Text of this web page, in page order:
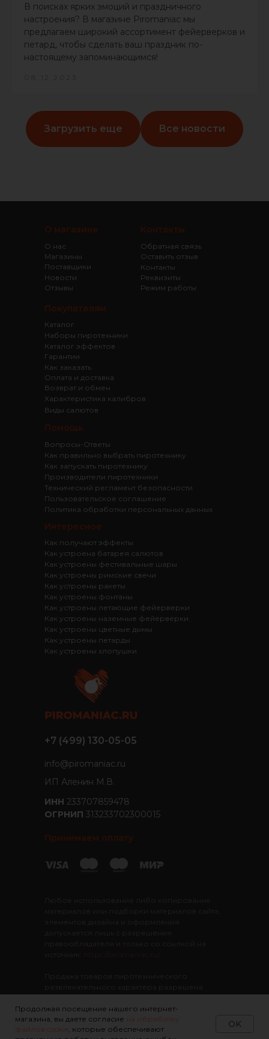
Продолжая посещение нашего интернет-
магазина, вы даете согласие на обработку
файлов cookie , которые обеспечивают
OK
В поисках ярких эмоций и праздничного
настроения? В магазине Piromaniac мы
предлагаем широкий ассортимент фейерверков и
петард, чтобы сделать ваш праздник по-
настоящему запоминающимся!
Загрузить еще Все новости
Покупателям
Каталог эффектов
Гарантии
Как заказать
Оплата и доставка
Возврат и обмен
Помощь
Вопросы-Ответы
Как правильно выбрать пиротехнику
Как запускать пиротехнику
Производители пиротехники
Технический регламент безопасности
Пользовательское соглашение
Политика обработки персональных данных
О магазине
О нас
Магазины
Поставщики
Новости
Отзывы
Каталог
Наборы пиротехники
Характеристика калибров
Виды салютов
Контакты
Обратная связь
Оставить отзыв
Контакты
Реквизиты
Режим работы
Интересное
Как получают эффекты
Как устроена батарея салютов
Как устроены фестивальные шары
Как устроены римские свечи
Как устроены ракеты
Как устроены фонтаны
Как устроены летающие фейерверки
Как устроены наземные фейерверки
Как устроены цветные дымы
Как устроены петарды
Как устроены хлопушки
+7 (499) 130-05-05
info@piromaniac.ru
Принимаем оплату
лицам старше 16 лет
Интернет-Магазин"ПироМаньяк". Все права
защищены
ИП Аленин М.В.
ИНН 233707859478
ОГРНИП 313233702300015